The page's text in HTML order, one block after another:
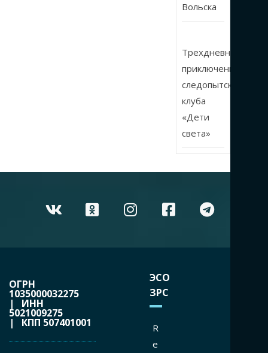
Вольска
Трехдневные
приключения
следопытского
клуба
«Дети
света»
ОГРН
1035000032275
| ИНН
5021009275
| КПП 507401001
ЭСО
ЗРС
R
e